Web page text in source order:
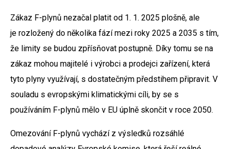
Zákaz F-plynů nezačal platit od 1. 1. 2025 plošně, ale
je rozložený do několika fází mezi roky 2025 a 2035 s tím,
že limity se budou zpřísňovat postupně. Díky tomu se na
zákaz mohou majitelé i výrobci a prodejci zařízení, která
tyto plyny využívají, s dostatečným předstihem připravit. V
souladu s evropskými klimatickými cíli, by se s
používáním F-plynů mělo v EU úplně skončit v roce 2050.
Omezování F-plynů vychází z výsledků rozsáhlé